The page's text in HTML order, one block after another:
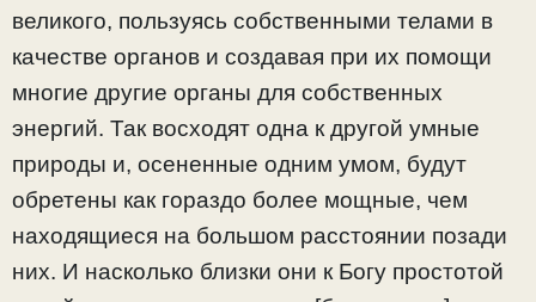
великого, пользуясь собственными телами в
качестве органов и создавая при их помощи
многие другие органы для собственных
энергий. Так восходят одна к другой умные
природы и, осененные одним умом, будут
обретены как гораздо более мощные, чем
находящиеся на большом расстоянии позади
них. И насколько близки они к Богу простотой